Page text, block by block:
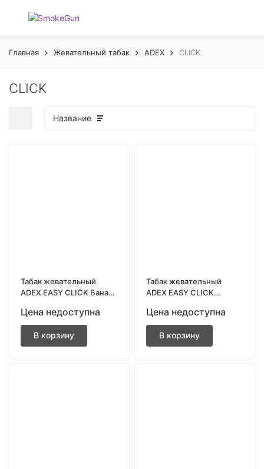
Главная Жевательный табак ADEX CLICK
CLICK
Название
Табак жевательный
ADEX EASY CLICK Банан
Цена недоступна
В корзину
Табак жевательный
ADEX EASY CLICK
ULTRASTRONG
Цена недоступна
В корзину